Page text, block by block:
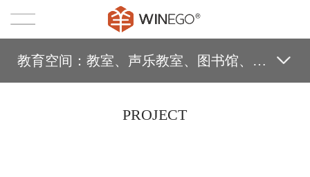
教育空间：教室、声乐教室、图书馆、培训室等
PROJECT